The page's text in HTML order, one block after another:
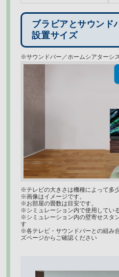
ブラビアとサウンド
設置サイズ
※サウンドバー／ホームシアターシ
※テレビの大きさは機種によって多
※画像はイメージです。
※お部屋の畳数は目安です。
※シミュレーション内で使用してい
※シミュレーション内の壁寄せスタ
す
※各テレビ・サウンドバーとの組み
ズページからご確認ください